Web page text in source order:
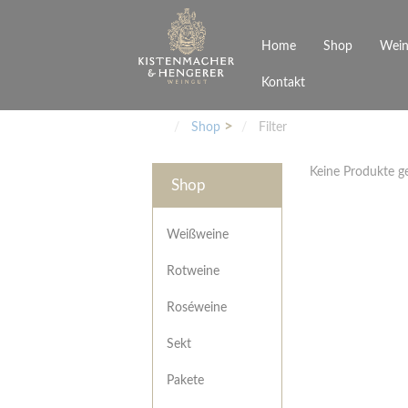
Home Shop
Weißweine
Roséweine
Junges Schwaben
Veranstaltungen
Kontakt
Shop Filter
Shop
Weißweine
Rotweine
Roséweine
Sekt
Pakete
Keine Produkte